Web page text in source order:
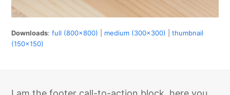
Downloads:full (800x800) medium (300x300) |thumbnail
(150x150)